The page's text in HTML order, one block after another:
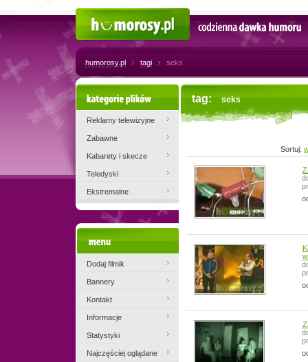
Codzienna dawka humoru
humorosy.pl tagi seks
tag: seks
Sortuj:
Kategorie plików
Reklamy telewizyjne
Zabawne
Kabarety i skecze
Teledyski
Ekstremalne
Dodaj filmik
Bannery
Kontakt
Informacje
Statystyki
Najczęściej oglądane